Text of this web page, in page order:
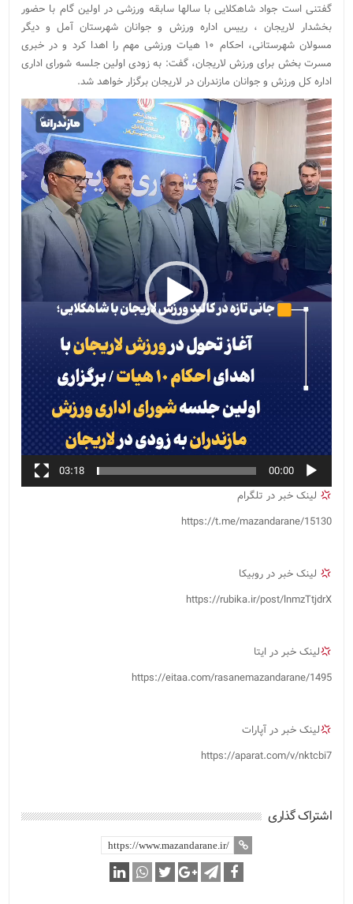
گفتنی است جواد شاهکلایی با سالها سابقه ورزشی در اولین گام با حضور
بخشدار لاریجان ، رییس اداره ورزش و جوانان شهرستان آمل و دیگر
مسولان شهرستانی، احکام ۱۰ هیات ورزشی مهم را اهدا کرد و در خبری
مسرت بخش برای ورزش لاریجان، گفت: به زودی اولین جلسه شورای اداری
اداره کل ورزش و جوانان مازندران در لاریجان برگزار خواهد شد.
نمایشگر
ویدیو
00:00
03:18
لینک خبر در تلگرام
https://t.me/mazandarane/15130
لینک خبر در روبیکا
https://rubika.ir/post/lnmzTtjdrX
لینک خبر در ایتا
https://eitaa.com/rasanemazandarane/1495
لینک خبر در آپارات
https://aparat.com/v/nktcbi7
اشتراک گذاری